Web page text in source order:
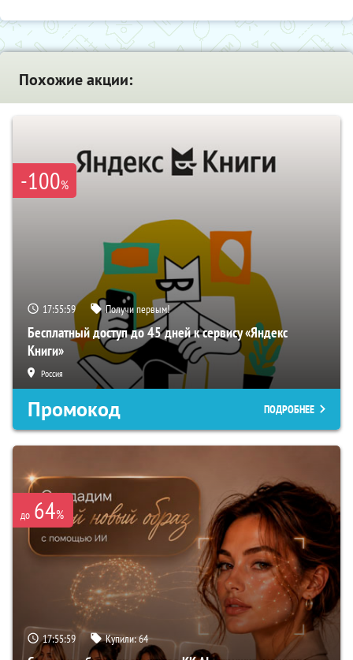
Похожие акции:
-100%
17:55:58 Получи первым!
Бесплатный доступ до 45 дней к сервису «Яндекс
Книги»
Россия
Промокод ПОДРОБНЕЕ
до 64%
17:55:58 Купили:64